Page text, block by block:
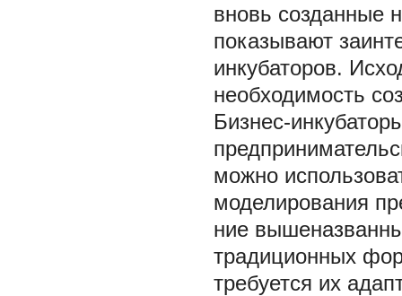
вновь созданные
показывают
инкубаторов.
необходимость
Бизнес-
можно
моделирования
ние
традиционных
требуется их